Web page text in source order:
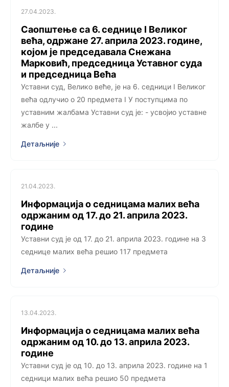
27.04.2023.
Саопштење са 6. седницe I Великог
већа, одржанe 27. априла 2023. године,
којoм је председавала Снежана
Марковић, председница Уставног суда
и председница Већа
Уставни суд, Велико веће, је на 6. седници I Великог
већа одлучио о 20 предмета I У поступцима по
уставним жалбама Уставни суд је: - усвојио уставне
жалбе у ...
Детаљније
21.04.2023.
Информација о седницама малих већа
одржаним од 17. до 21. априла 2023.
године
Уставни суд је од 17. до 21. априла 2023. године на 3
седницe малих већа решио 117 предмета
Детаљније
13.04.2023.
Информација о седницама малих већа
одржаним од 10. до 13. априла 2023.
године
Уставни суд је од 10. до 13. априла 2023. године на 1
седници малих већа решио 50 предмета